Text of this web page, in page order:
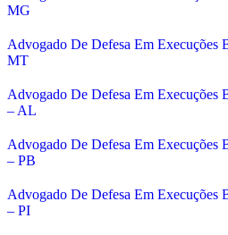
MG
Advogado De Defesa Em Execuções
MT
Advogado De Defesa Em Execuções
– AL
Advogado De Defesa Em Execuções
– PB
Advogado De Defesa Em Execuções
– PI